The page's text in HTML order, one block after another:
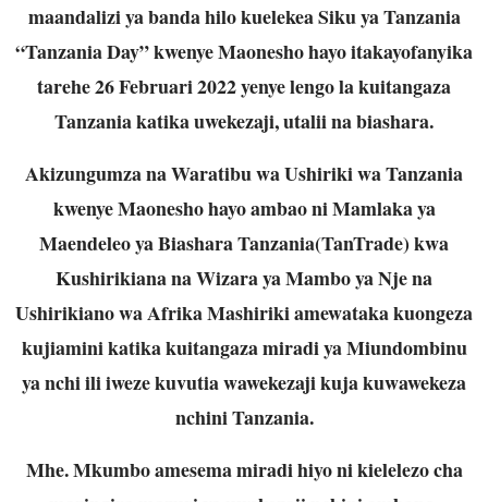
maandalizi ya banda hilo kuelekea Siku ya Tanzania
“Tanzania Day” kwenye Maonesho hayo itakayofanyika
tarehe 26 Februari 2022 yenye lengo la kuitangaza
Tanzania katika uwekezaji, utalii na biashara.
Akizungumza na Waratibu wa Ushiriki wa Tanzania
kwenye Maonesho hayo ambao ni Mamlaka ya
Maendeleo ya Biashara Tanzania(TanTrade) kwa
Kushirikiana na Wizara ya Mambo ya Nje na
Ushirikiano wa Afrika Mashiriki amewataka kuongeza
kujiamini katika kuitangaza miradi ya Miundombinu
ya nchi ili iweze kuvutia wawekezaji kuja kuwawekeza
nchini Tanzania.
Mhe. Mkumbo amesema miradi hiyo ni kielelezo cha